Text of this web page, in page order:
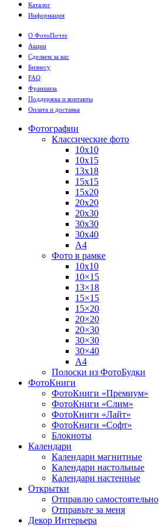
Каталог
Информация
О ФотоПочте
Акции
Сделаем за вас
Бизнесу
FAQ
Франшиза
Поддержка и контакты
Оплата и доставка
Фотографии
Классические фото
10х10
10х15
13х18
15х15
15х20
20х20
20х30
30х30
30х40
А4
Фото в рамке
10х10
10×15
13×18
15×15
15×20
20×20
20×30
30×30
30×40
A4
Полоски из ФотоБудки
ФотоКниги
ФотоКниги «Премиум»
ФотоКниги «Слим»
ФотоКниги «Лайт»
ФотоКниги «Софт»
Блокноты
Календари
Календари магнитные
Календари настольные
Календари настенные
Открытки
Отправлю самостоятельно
Отправьте за меня
Декор Интерьера